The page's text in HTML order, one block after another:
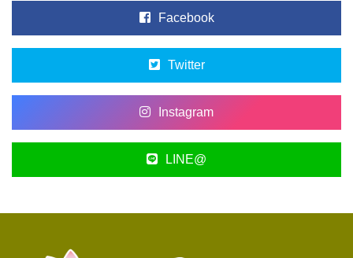
Facebook
Twitter
Instagram
LINE@